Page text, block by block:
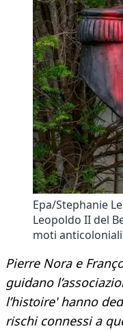
Epa/Stephanie
Leopoldo II del
moti
Pierre Nora e
guidano
l’histoire' hanno
rischi connessi a